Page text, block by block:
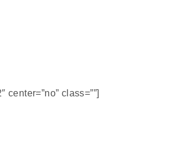
class=””]